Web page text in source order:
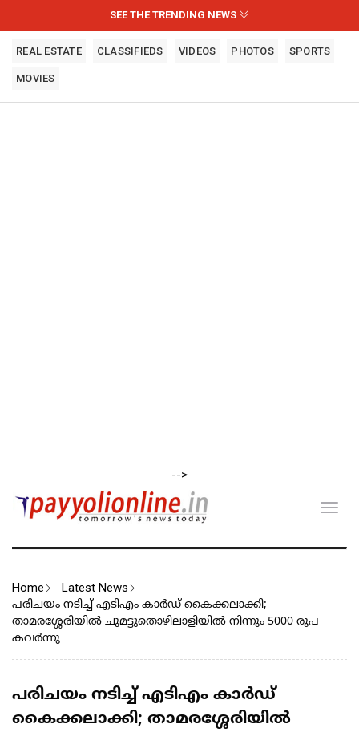
SEE THE TRENDING NEWS
REAL ESTATE CLASSIFIEDS VIDEOS PHOTOS SPORTS
MOVIES
-->
Home Latest News
പരിചയം നടിച്ച് എടിഎം കാർഡ് കൈക്കലാക്കി;
താമരശ്ശേരിയിൽ ചുമട്ടുതൊഴിലാളിയിൽ നിന്നും 5000 രൂപ
കവർന്നു
പരിചയം നടിച്ച് എടിഎം കാർഡ്
കൈക്കലാക്കി; താമരശ്ശേരിയിൽ